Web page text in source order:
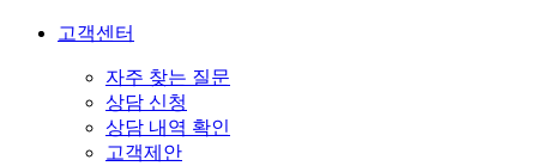
고객센터
자주 찾는 질문
상담 신청
상담 내역 확인
고객제안